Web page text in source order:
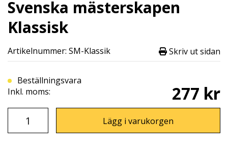
Svenska mästerskapen
Klassisk
Artikelnummer: SM-Klassik Skriv ut sidan
Beställningsvara
Inkl. moms:
277 kr
Lägg i varukorgen